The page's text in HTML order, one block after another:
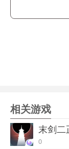
统天下；
2、热血团战
2、真实版图，
下英杰；
3、强力战法搭
相关游戏
末剑二
0